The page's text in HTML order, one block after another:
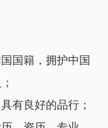
国籍，拥护中国
有良好的品行；